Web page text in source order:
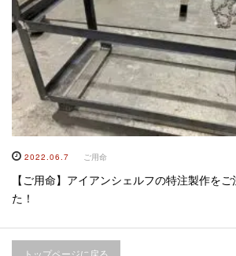
2022.06.7 ご用命
【ご用命】アイアンシェルフの特注製作を
た！